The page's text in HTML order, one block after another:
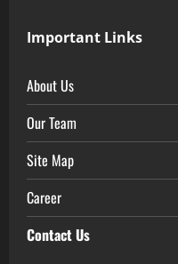
Important Links
About Us
Our Team
Site Map
Career
Contact Us